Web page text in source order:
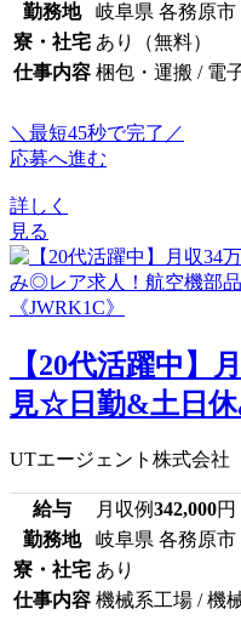
勤務地
岐阜県 各務原市
寮・社宅 あり（無料）
仕事内容 梱包・運搬 / 電
＼最短45秒で完了／
応募へ進む
詳しく
見る
【20代活躍中】
見☆日勤&土日
UTエージェント株式会社
給与 月収例342,000円
勤務地
岐阜県 各務原市
寮・社宅 あり
仕事内容 機械系工場 / 機